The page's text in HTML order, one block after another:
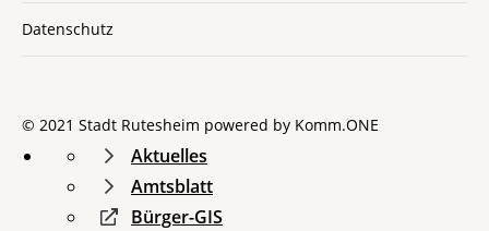
Datenschutz
© 2021 Stadt Rutesheim powered by Komm.ONE
Aktuelles
Amtsblatt
Bürger-GIS